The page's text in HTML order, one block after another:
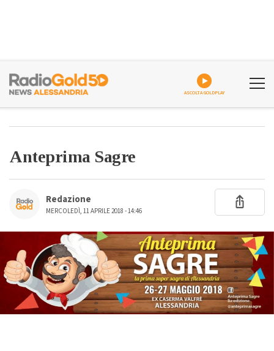
ASCOLTA GOLDPLAY
Anteprima Sagre
Redazione
MERCOLEDÌ, 11 APRILE 2018 - 14:46